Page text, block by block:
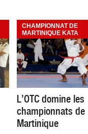
CHAMPIONNAT DE
MARTINIQUE KATA
L’OTC domine les
championnats de
Martinique